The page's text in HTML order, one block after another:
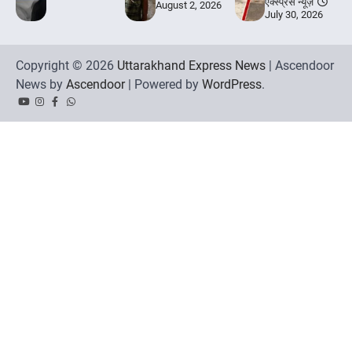
August 2, 2026
July 30, 2026
Copyright © 2026 Uttarakhand Express News | Ascendoor
News by Ascendoor| Powered by WordPress.
YouTubeInstagram
Facebook
Whatsapp